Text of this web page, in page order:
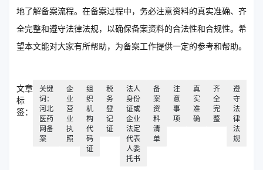
地了解备案流程。在备案过程中，务必注意资料的真实准确、齐
全完整和遵守法律法规，以确保备案资料的合法性和合规性。希
望本文能对大家有所帮助，为备案工作提供一定的参考和帮助。
文章
标
签：
关键
词：
河北
医药
网备
案
企
业
营
业
执
照
组
织
机
构
代
码
证
税
务
登
记
证
法人
身份
证或
企业
法定
代表
人委
托书
备
案
资
料
清
单
注
意
事
项
真
实
准
确
齐
全
完
整
遵
守
法
律
法
规